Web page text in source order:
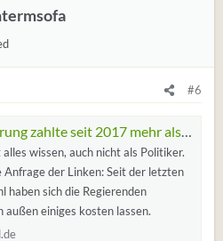
#6
seit 2017 mehr als eine Milliarde für externe Berater
wissen, auch nicht als Politiker.
Anfrage der Linken: Seit der letzten
haben sich die Regierenden
außen einiges kosten lassen.